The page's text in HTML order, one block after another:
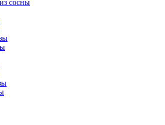
сосны